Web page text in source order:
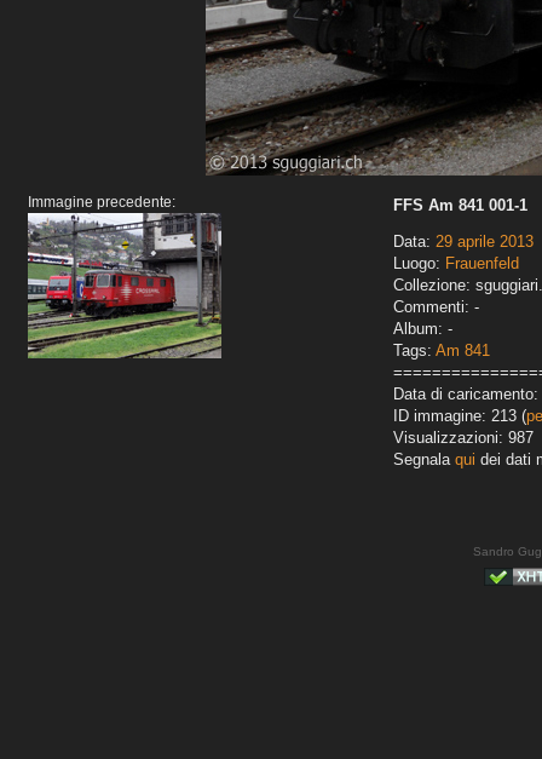
Immagine precedente:
FFS Am 841 001-1
Data: 29 aprile 2013
Luogo: Frauenfeld
Collezione:
Commenti: -
Album: -
Tags: Am 841
Data di caricamento:
ID immagine: 213 (
Visualizzazioni: 987
Segnala qui dei dati
Sandro